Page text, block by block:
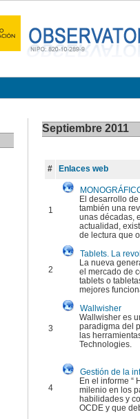
Septiembre 2011
# Enlaces web
1
El desarrollo
también una
unas décadas,
actualidad,
de lectura que
2
Tablets. La
La nueva
el mercado de
tablets o
mejores
3
Wallwisher
Wallwisher es
paradigma del
las
Technologies.
4
Gestión de la
En el informe “
milenio en los
habilidades y
OCDE y que